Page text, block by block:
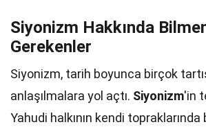
Siyonizm Hakkında
Gerekenler
Siyonizm, tarih boyunca birçok
anlaşılmalara yol açtı. Siyonizm'in
Yahudi halkının kendi topraklarında